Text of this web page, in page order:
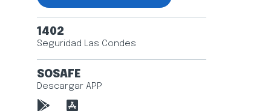
1402
Seguridad Las Condes
SOSAFE
Descargar APP